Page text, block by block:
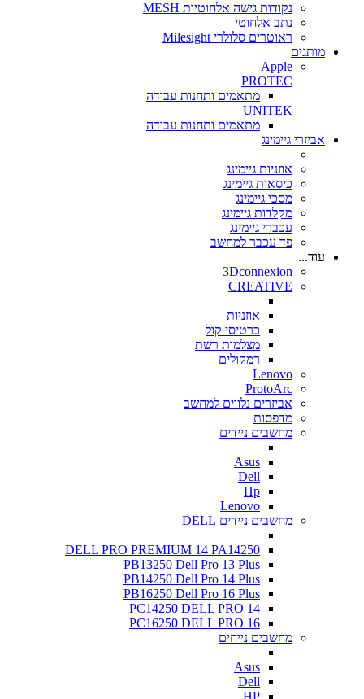
נקודות גישה אלחוטיות MESH
נתב אלחוטי
ראוטרים סלולרי Milesight
מותגים
Apple
PROTEC
מתאמים ותחנות עבודה
UNITEK
מתאמים ותחנות עבודה
אביזרי גיימינג
אוזניות גיימינג
כיסאות גיימינג
מסכי גיימינג
מקלדות גיימינג
עכברי גיימינג
פד עכבר למחשב
עוד...
3Dconnexion
CREATIVE
אוזניות
כרטיסי קול
מצלמות רשת
רמקולים
Lenovo
ProtoArc
אביזרים נלווים למחשב
מדפסות
מחשבים ניידים
Asus
Dell
Hp
Lenovo
מחשבים ניידים DELL
DELL PRO PREMIUM 14 PA14250
PB13250 Dell Pro 13 Plus
PB14250 Dell Pro 14 Plus
PB16250 Dell Pro 16 Plus
PC14250 DELL PRO 14
PC16250 DELL PRO 16
מחשבים נייחים
Asus
Dell
HP